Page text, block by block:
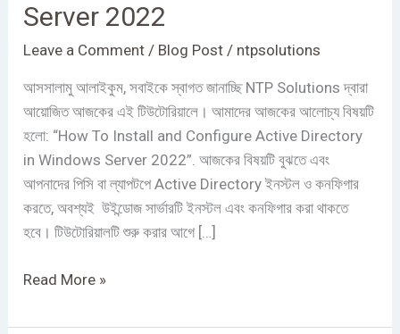
Server 2022
Leave a Comment / Blog Post / ntpsolutions
আসসালামু আলাইকুম, সবাইকে স্বাগত জানাচ্ছি NTP Solutions দ্বারা
আয়োজিত আজকের এই টিউটোরিয়ালে। আমাদের আজকের আলোচ্য বিষয়টি
হলো: “How To Install and Configure Active Directory
in Windows Server 2022”. আজকের বিষয়টি বুঝতে এবং
আপনাদের পিসি বা ল্যাপটপে Active Directory ইনস্টল ও কনফিগার
করতে, অবশ্যই উইন্ডোজ সার্ভারটি ইনস্টল এবং কনফিগার করা থাকতে
হবে। টিউটোরিয়ালটি শুরু করার আগে […]
Active
Windows
Server
2022
Read More »